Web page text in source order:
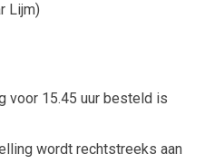
Lijm)
voor 15.45 uur besteld is
wordt rechtstreeks aan